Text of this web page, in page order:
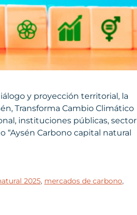
y proyección territorial, la
Transforma Cambio Climático
instituciones públicas, sector
“Aysén Carbono capital natural
2025, mercados de carbono,